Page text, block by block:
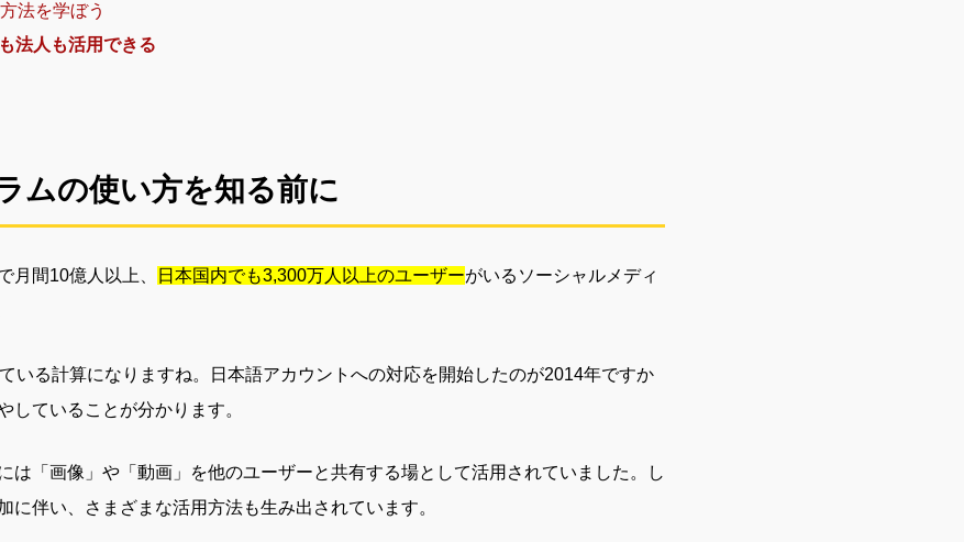
法を学ぼう
法人も活用できる
ムの使い方を知る前に
月間10億人以上、 日本国内でも3,300万人以上のユーザーがいるソーシャルメディ
いる計算になりますね。日本語アカウントへの対応を開始したのが2014年ですか
していることが分かります。
は「画像」や「動画」を他のユーザーと共有する場として活用されていました。し
に伴い、さまざまな活用方法も生み出されています。